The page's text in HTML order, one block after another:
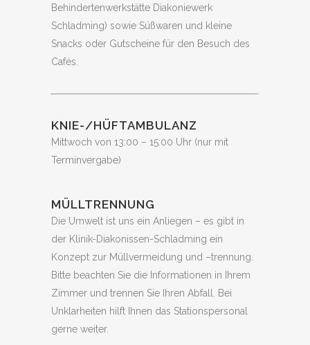
Behindertenwerkstätte Diakoniewerk
Schladming) sowie Süßwaren und kleine
Snacks oder Gutscheine für den Besuch des
Cafés.
KNIE-/HÜFTAMBULANZ
Mittwoch von 13:00 – 15:00 Uhr (nur mit
Terminvergabe)
MÜLLTRENNUNG
Die Umwelt ist uns ein Anliegen – es gibt in
der Klinik-Diakonissen-Schladming ein
Konzept zur Müllvermeidung und –trennung.
Bitte beachten Sie die Informationen in Ihrem
Zimmer und trennen Sie Ihren Abfall. Bei
Unklarheiten hilft Ihnen das Stationspersonal
gerne weiter.